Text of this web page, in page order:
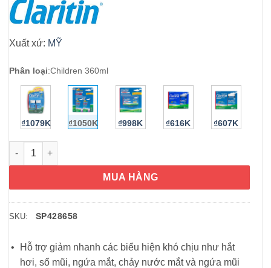
Xuất xứ: MỸ
Phân loại:Children 360ml
₫1079K ₫1050K ₫998K ₫616K ₫607K
Siro chống dị ứng cho bé Children's Claritin Allergy 180ml x2
MUA HÀNG
SKU: SP428658
Hỗ trợ giảm nhanh các biểu hiện khó chịu như hắt
hơi, sổ mũi, ngứa mắt, chảy nước mắt và ngứa mũi